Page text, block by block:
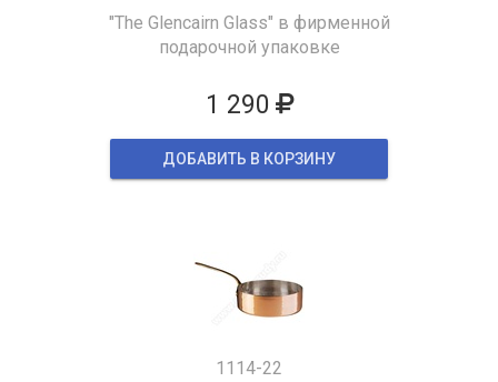
"The Glencairn Glass" в фирменной
подарочной упаковке
1 290
ДОБАВИТЬ В КОРЗИНУ
1114-22